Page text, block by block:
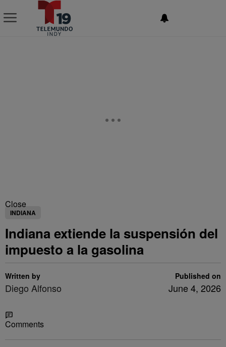
Close
INDIANA
Indiana extiende la suspensión del
impuesto a la gasolina
Written by
Diego Alfonso
Published on
June 4, 2026
Comments